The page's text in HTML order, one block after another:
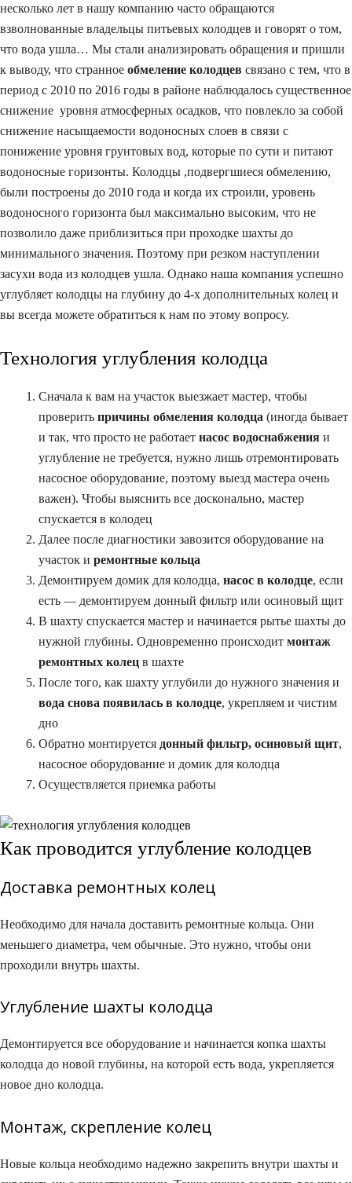
несколько лет в нашу компанию часто обращаются
взволнованные владельцы питьевых колодцев и говорят о том,
что вода ушла… Мы стали анализировать обращения и пришли
к выводу, что странное обмеление колодцев связано с тем, что в
период с 2010 по 2016 годы в районе наблюдалось существенное
снижение уровня атмосферных осадков, что повлекло за собой
снижение насыщаемости водоносных слоев в связи с
понижение уровня грунтовых вод, которые по сути и питают
водоносные горизонты. Колодцы ,подвергшиеся обмелению,
были построены до 2010 года и когда их строили, уровень
водоносного горизонта был максимально высоким, что не
позволило даже приблизиться при проходке шахты до
минимального значения. Поэтому при резком наступлении
засухи вода из колодцев ушла. Однако наша компания успешно
углубляет колодцы на глубину до 4-х дополнительных колец и
вы всегда можете обратиться к нам по этому вопросу.
Технология углубления колодца
Сначала к вам на участок выезжает мастер, чтобы
проверитьпричины обмеления колодца (иногда бывает
и так, что просто не работаетнасос водоснабжения и
углубление не требуется, нужно лишь отремонтировать
насосное оборудование, поэтому выезд мастера очень
важен). Чтобы выяснить все досконально, мастер
спускается в колодец
Далее после диагностики завозится оборудование на
участок иремонтные кольца
Демонтируем домик для колодца,насос в колодце, если
есть — демонтируем донный фильтр или осиновый щит
В шахту спускается мастер и начинается рытье шахты до
нужной глубины. Одновременно происходитмонтаж
ремонтных колец в шахте
После того, как шахту углубили до нужного значения и
вода снова появилась в колодце, укрепляем и чистим
дно
Обратно монтируетсядонный фильтр, осиновый щит,
насосное оборудование и домик для колодца
Осуществляется приемка работы
Как проводится углубление колодцев
Доставка ремонтных колец
Необходимо для начала доставить ремонтные кольца. Они
меньшего диаметра, чем обычные. Это нужно, чтобы они
проходили внутрь шахты.
Углубление шахты колодца
Демонтируется все оборудование и начинается копка шахты
колодца до новой глубины, на которой есть вода, укрепляется
новое дно колодца.
Монтаж, скрепление колец
Новые кольца необходимо надежно закрепить внутри шахты и